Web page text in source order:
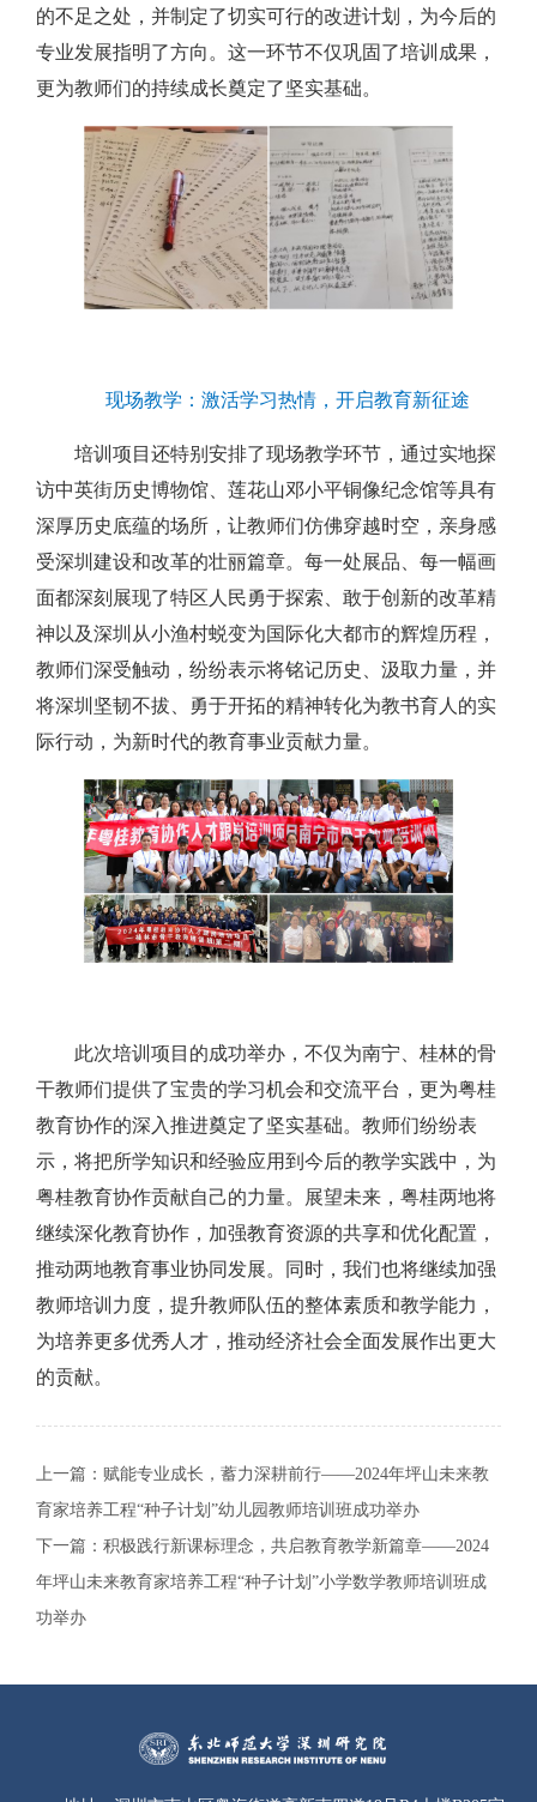
的不足之处，并制定了切实可行的改进计划，为今后的
专业发展指明了方向。这一环节不仅巩固了培训成果，
更为教师们的持续成长奠定了坚实基础。
现场教学：激活学习热情，开启教育新征途
培训项目还特别安排了现场教学环节，通过实地探
访中英街历史博物馆、莲花山邓小平铜像纪念馆等具有
深厚历史底蕴的场所，让教师们仿佛穿越时空，亲身感
受深圳建设和改革的壮丽篇章。每一处展品、每一幅画
面都深刻展现了特区人民勇于探索、敢于创新的改革精
神以及深圳从小渔村蜕变为国际化大都市的辉煌历程，
教师们深受触动，纷纷表示将铭记历史、汲取力量，并
将深圳坚韧不拔、勇于开拓的精神转化为教书育人的实
际行动，为新时代的教育事业贡献力量。
此次培训项目的成功举办，不仅为南宁、桂林的骨
干教师们提供了宝贵的学习机会和交流平台，更为粤桂
教育协作的深入推进奠定了坚实基础。教师们纷纷表
示，将把所学知识和经验应用到今后的教学实践中，为
粤桂教育协作贡献自己的力量。展望未来，粤桂两地将
继续深化教育协作，加强教育资源的共享和优化配置，
推动两地教育事业协同发展。同时，我们也将继续加强
教师培训力度，提升教师队伍的整体素质和教学能力，
为培养更多优秀人才，推动经济社会全面发展作出更大
的贡献。
上一篇： 赋能专业成长，蓄力深耕前行——2024年坪山未来教
育家培养工程“种子计划”幼儿园教师培训班成功举办
下一篇： 积极践行新课标理念，共启教育教学新篇章——2024
年坪山未来教育家培养工程“种子计划”小学数学教师培训班成
功举办